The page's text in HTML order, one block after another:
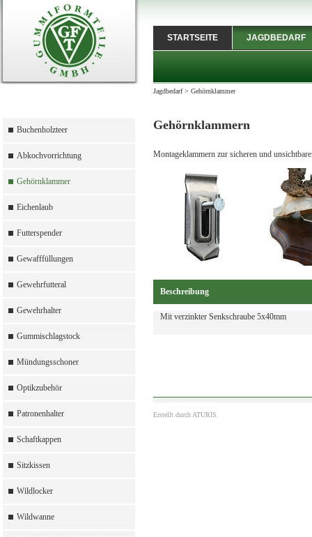
Buchenholzteer
Abkochvorrichtung
Gehörnklammer
Eichenlaub
Futterspender
Gewafffüllungen
Gewehrfutteral
Gewehrhalter
Gummischlagstock
Mündungsschoner
Optikzubehör
Patronenhalter
Schaftkappen
Sitzkissen
Wildlocker
Wildwanne
STARTSEITE JAGDBEDARF
Jagdbedarf> Gehörnklammer
Gehörnklammern
Montageklammern zur sicheren und
Beschreibung
Mit verzinkter Senkschraube 5x40mm
Erstellt durch ATURIS.